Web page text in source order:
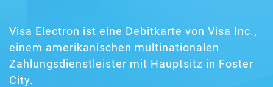
Visa Electron ist eine Debitkarte von Visa Inc.,
einem amerikanischen multinationalen
Zahlungsdienstleister mit Hauptsitz in Foster
City.